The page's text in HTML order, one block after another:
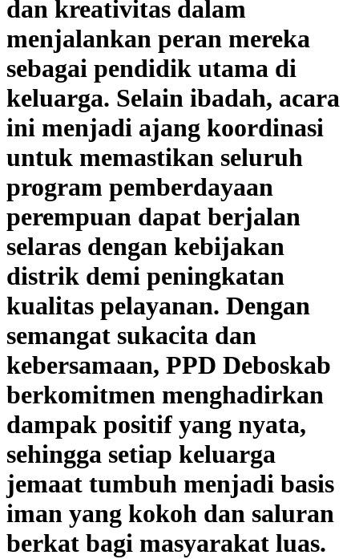
dan kreativitas dalam
menjalankan peran mereka
sebagai pendidik utama di
keluarga. Selain ibadah, acara
ini menjadi ajang koordinasi
untuk memastikan seluruh
program pemberdayaan
perempuan dapat berjalan
selaras dengan kebijakan
distrik demi peningkatan
kualitas pelayanan. Dengan
semangat sukacita dan
kebersamaan, PPD Deboskab
berkomitmen menghadirkan
dampak positif yang nyata,
sehingga setiap keluarga
jemaat tumbuh menjadi basis
iman yang kokoh dan saluran
berkat bagi masyarakat luas.